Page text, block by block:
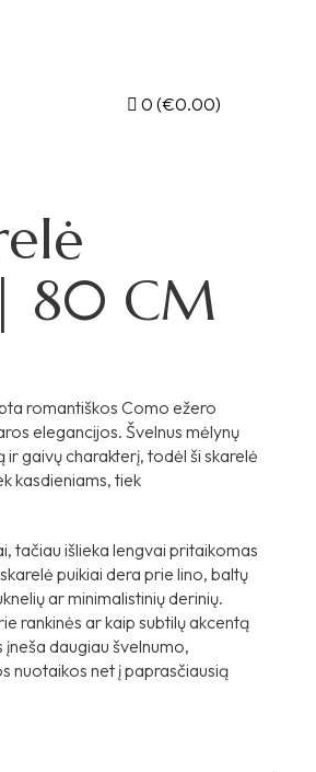
0 (€0.00)
| 80 CM
romantiškos Como ežero
elegancijos. Švelnus mėlynų
ir gaivų charakterį, todėl ši skarelė
kasdieniams, tiek
tačiau išlieka lengvai pritaikomas
puikiai dera prie lino, baltų
ar minimalistinių derinių.
rankinės ar kaip subtilų akcentą
įneša daugiau švelnumo,
nuotaikos net į paprasčiausią